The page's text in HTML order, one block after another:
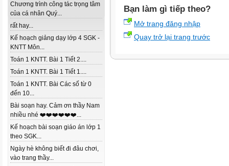
Chương trình công tác trọng tâm
của cá nhân Quý...
rất hay...
Kế hoạch giảng dạy lớp 4 SGK -
KNTT Môn...
Toán 1 KNTT. Bài 1 Tiết 2....
Toán 1 KNTT. Bài 1 Tiết 1....
Toán 1 KNTT. Bài Các số từ 0
đến 10...
Bài soạn hay. Cảm ơn thầy Nam
nhiều nhé ❤️❤️❤️❤️❤️❤️...
Kế hoạch bài soạn giáo án lớp 1
theo SGK...
Ngày hè không biết đi đâu chơi,
vào trang thầy...
Bạn làm gì tiếp theo?
Mở trang đăng nhập
Quay trở lại trang trước